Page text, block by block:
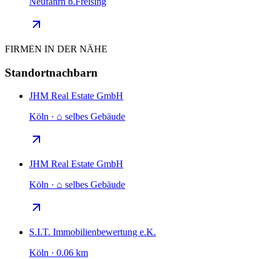
FIRMEN IN DER NÄHE
Standortnachbarn
JHM Real Estate GmbH
Köln · ⌂ selbes Gebäude
JHM Real Estate GmbH
Köln · ⌂ selbes Gebäude
S.I.T. Immobilienbewertung e.K.
Köln · 0.06 km